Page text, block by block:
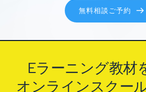
無料相談ご予約
Eラーニング教材
オンラインスクー